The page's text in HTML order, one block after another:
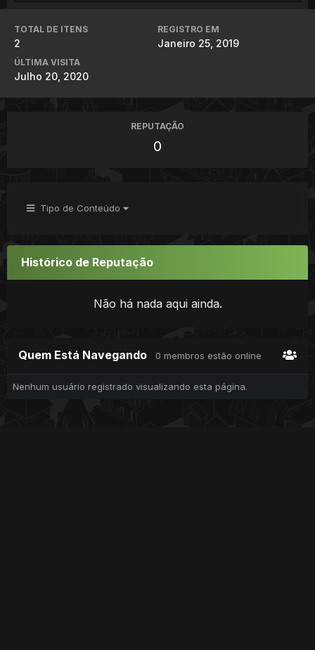
TOTAL DE ITENS
2
REGISTRO EM
Janeiro 25, 2019
ÚLTIMA VISITA
Julho 20, 2020
REPUTAÇÃO
0
Tipo de Conteúdo
Histórico de Reputação
Não há nada aqui ainda.
Quem Está Navegando 0 membros estão online
Nenhum usuário registrado visualizando esta página.